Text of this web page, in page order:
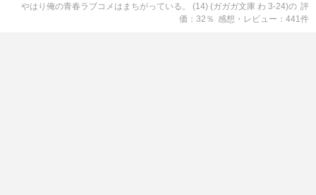
やはり俺の青春ラブコメはまちがっている。 (14) (ガガガ文庫 わ 3-24)の 評
価
32 ％ 感想・レビュー 441件